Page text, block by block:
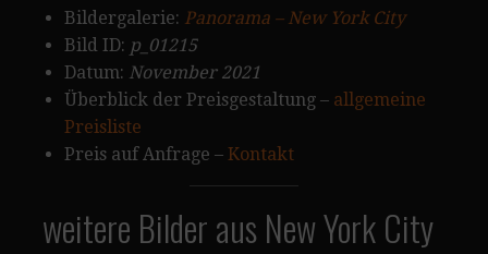
Bildergalerie: Panorama – New York City
Bild ID: p_01215
Datum: November 2021
Überblick der Preisgestaltung – allgemeine
Preisliste
Preis auf Anfrage – Kontakt
weitere Bilder aus New York City